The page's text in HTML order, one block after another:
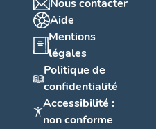
Nous contacter
Aide
Mentions
légales
Politique de
confidentialité
Accessibilité :
non conforme